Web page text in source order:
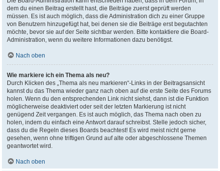
dem du einen Beitrag erstellt hast, die Beiträge zuerst geprüft werden
müssen. Es ist auch möglich, dass die Administration dich zu einer Gruppe
von Benutzern hinzugefügt hat, bei denen sie die Beiträge erst begutachten
möchte, bevor sie auf der Seite sichtbar werden. Bitte kontaktiere die Board-
Administration, wenn du weitere Informationen dazu benötigst.
Nach oben
Wie markiere ich ein Thema als neu?
Durch Klicken des „Thema als neu markieren“-Links in der Beitragsansicht
kannst du das Thema wieder ganz nach oben auf die erste Seite des Forums
holen. Wenn du den entsprechenden Link nicht siehst, dann ist die Funktion
möglicherweise deaktiviert oder seit der letzten Markierung ist nicht
genügend Zeit vergangen. Es ist auch möglich, das Thema nach oben zu
holen, indem du einfach eine Antwort darauf schreibst. Stelle jedoch sicher,
dass du die Regeln dieses Boards beachtest! Es wird meist nicht gerne
gesehen, wenn ohne triftigen Grund auf alte oder abgeschlossene Themen
geantwortet wird.
Nach oben